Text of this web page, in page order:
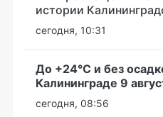
истории
сегодня, 10:31
До +24°С и без
Калининграде 9
сегодня, 08:56